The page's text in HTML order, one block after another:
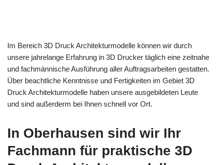
Im Bereich 3D Druck Architekturmodelle können wir durch
unsere jahrelange Erfahrung in 3D Drucker täglich eine zeitnahe
und fachmännische Ausführung aller Auftragsarbeiten gestatten.
Über beachtliche Kenntnisse und Fertigkeiten im Gebiet 3D
Druck Architekturmodelle haben unsere ausgebildeten Leute
und sind außerderm bei Ihnen schnell vor Ort.
In Oberhausen sind wir Ihr
Fachmann für praktische 3D